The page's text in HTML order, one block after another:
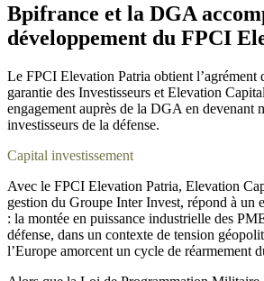
Bpifrance et la DGA
développement du FPCI
Le FPCI Elevation Patria obtient l’agrément
garantie des Investisseurs et Elevation
engagement auprès de la DGA en devenant
investisseurs de la défense.
Capital investissement
Avec le FPCI Elevation Patria, Elevation
gestion du Groupe Inter Invest, répond à un
: la montée en puissance industrielle des
défense, dans un contexte de tension
l’Europe amorcent un cycle de réarmement